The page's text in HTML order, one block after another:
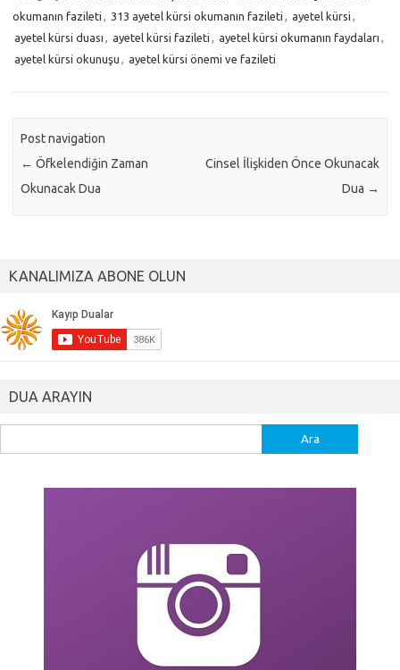
okumanın fazileti , 313 ayetel kürsi okumanın fazileti , ayetel kürsi ,
ayetel kürsi duası , ayetel kürsi fazileti , ayetel kürsi okumanın faydaları ,
ayetel kürsi okunuşu , ayetel kürsi önemi ve fazileti
Post navigation
← Öfkelendiğin Zaman
Okunacak Dua
Cinsel İlişkiden Önce Okunacak
Dua →
KANALIMIZA ABONE OLUN
DUA ARAYIN